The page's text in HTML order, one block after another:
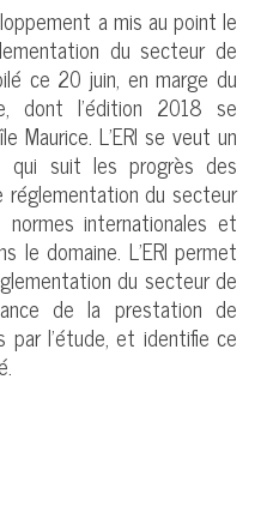
a mis au point le
du secteur de
ce 20 juin, en marge du
dont l’édition 2018 se
Maurice. L’ERI se veut un
qui suit les progrès des
du secteur
internationales et
le domaine. L’ERI permet
du secteur de
de la prestation de
par l’étude, et identifie ce